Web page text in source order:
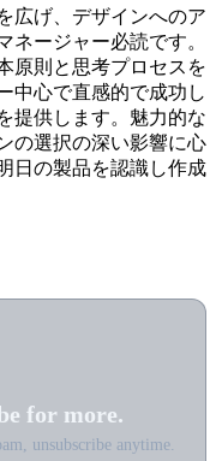
広げ、デザインへのア
ネージャー必読です。
原則と思考プロセスを
中心で直感的で成功し
提供します。魅力的な
の選択の深い影響に心
日の製品を認識し作成
for more.
unsubscribe anytime.